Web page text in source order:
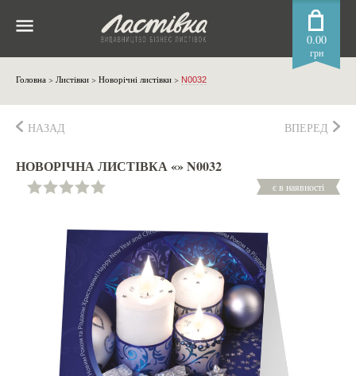
0.00
грн
Головна > Листівки > Новорічні листівки > N0032
НАЗАД ВПЕРЕД
НОВОРІЧНА ЛИСТІВКА «» N0032
є в наявності